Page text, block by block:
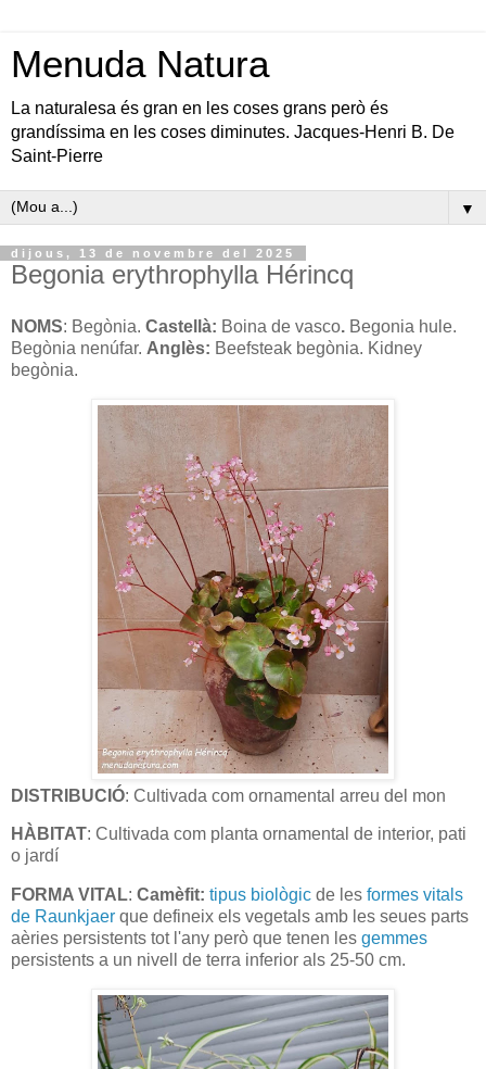
Menuda Natura
La naturalesa és gran en les coses grans però és
grandíssima en les coses diminutes. Jacques-Henri B. De
Saint-Pierre
▼
dijous, 13 de novembre del 2025
Begonia erythrophylla Hérincq
NOMS: Begònia. Castellà: Boina de vasco. Begonia hule.
Begònia nenúfar. Anglès: Beefsteak begònia. Kidney
begònia.
DISTRIBUCIÓ: Cultivada com ornamental arreu del mon
HÀBITAT: Cultivada com planta ornamental de interior, pati
o jardí
FORMA VITAL: Camèfit: tipus biològic de les formes vitals
de Raunkjaer que defineix els vegetals amb les seues parts
aèries persistents tot l'any però que tenen les gemmes
persistents a un nivell de terra inferior als 25-50 cm.